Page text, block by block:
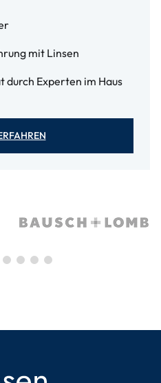
mit Linsen
Experten im Haus